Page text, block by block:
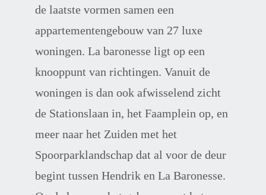
de laatste vormen samen een
appartementengebouw van 27 luxe
woningen. La baronesse ligt op een
knooppunt van richtingen. Vanuit de
woningen is dan ook afwisselend zicht
de Stationslaan in, het Faamplein op, en
meer naar het Zuiden met het
Spoorparklandschap dat al voor de deur
begint tussen Hendrik en La Baronesse.